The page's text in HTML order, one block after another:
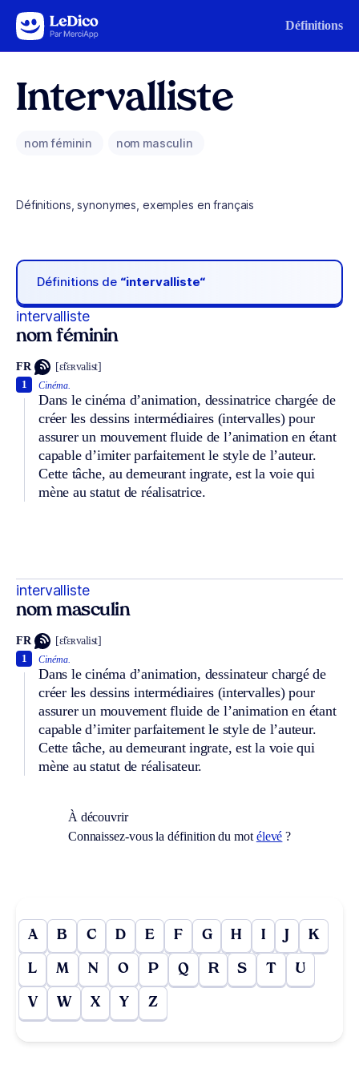
Aller au contenu Définitions
Intervalliste
nom féminin nom masculin
Définitions, synonymes, exemples en français
Définitions de “intervalliste“
intervalliste
nom féminin
FR [ɛ̃tɛʀvalist]
Cinéma.
Dans le cinéma d’animation, dessinatrice chargée de
créer les dessins intermédiaires (intervalles) pour
assurer un mouvement fluide de l’animation en étant
capable d’imiter parfaitement le style de l’auteur.
Cette tâche, au demeurant ingrate, est la voie qui
mène au statut de réalisatrice.
1
intervalliste
nom masculin
FR [ɛ̃tɛʀvalist]
Cinéma.
Dans le cinéma d’animation, dessinateur chargé de
créer les dessins intermédiaires (intervalles) pour
assurer un mouvement fluide de l’animation en étant
capable d’imiter parfaitement le style de l’auteur.
Cette tâche, au demeurant ingrate, est la voie qui
mène au statut de réalisateur.
1
À découvrir
Connaissez-vous la définition du mot élevé ?
A B C D E F G H I J K
L M N O P Q R S T U
V W X Y Z